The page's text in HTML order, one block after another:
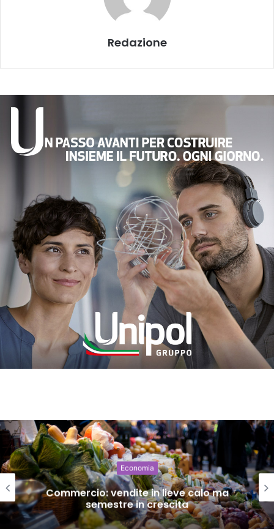
Redazione
Economia
Commercio: vendite in lieve calo ma
semestre in crescita